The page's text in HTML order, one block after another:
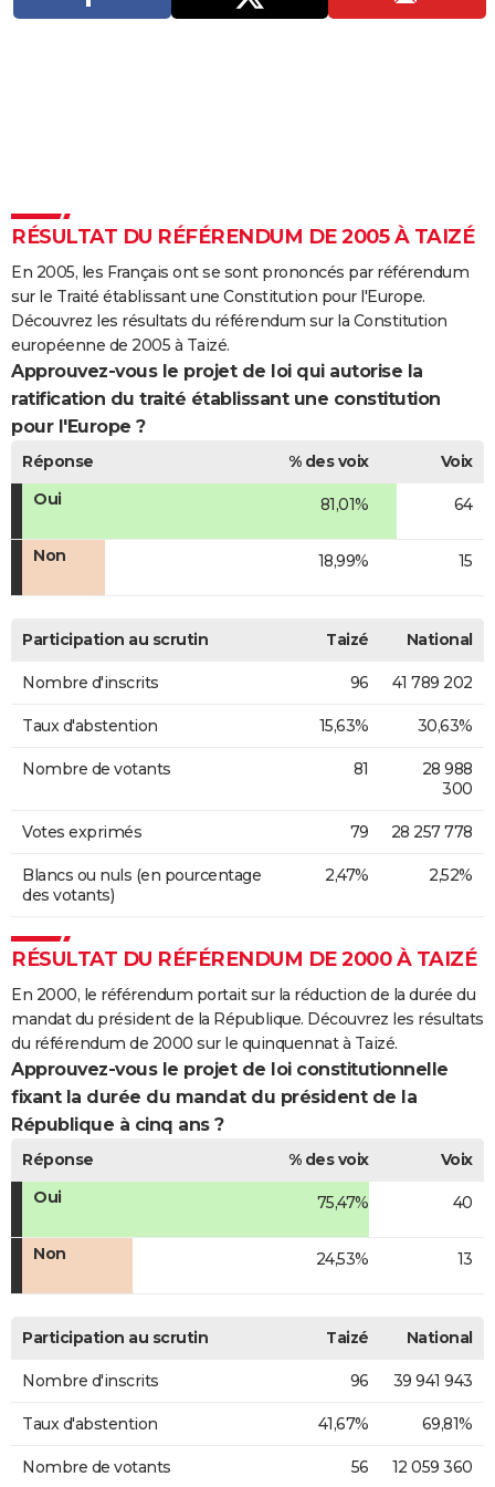
Destinations
City break
Voyage nature
Voyage de noces
Forum
Climat
+
Dictionnaire
Biographies
Citations
Expressions
Proverbes
COPAINS D'AVANT
S'inscrire
Se connecter
Lycées
Collèges
Primaires
Universités
Entreprises
Service militaire
Avis de recherche
AVIS DE DÉCÈS
FORUM
Bricolage
Lifestyle
Culture
Sport
Auto
Television
Voyage
Cinema
RÉSULTAT DU RÉFÉRENDUM DE 2005 À TAIZÉ
En 2005, les Français ont se sont prononcés par référendum
sur le Traité établissant une Constitution pour l'Europe.
Découvrez les résultats du référendum sur la Constitution
européenne de 2005 à Taizé.
Approuvez-vous le projet de loi qui autorise la
ratification du traité établissant une constitution
pour l'Europe ?
Réponse % des voix
Voix
Oui
81,01% 64
Non 18,99% 15
Participation au scrutin Taizé National
Nombre d'inscrits 96 41 789 202
Taux d'abstention 15,63% 30,63%
Nombre de votants 81
28 988
300
Votes exprimés 79 28 257 778
Blancs ou nuls (en pourcentage
des votants)
2,47% 2,52%
RÉSULTAT DU RÉFÉRENDUM DE 2000 À TAIZÉ
En 2000, le référendum portait sur la réduction de la durée du
mandat du président de la République. Découvrez les résultats
du référendum de 2000 sur le quinquennat à Taizé.
Approuvez-vous le projet de loi constitutionnelle
fixant la durée du mandat du président de la
République à cinq ans ?
Réponse % des voix
Voix
Oui
75,47% 40
Non 24,53% 13
Participation au scrutin Taizé National
Nombre d'inscrits 96 39 941 943
Taux d'abstention 41,67% 69,81%
Nombre de votants 56 12 059 360